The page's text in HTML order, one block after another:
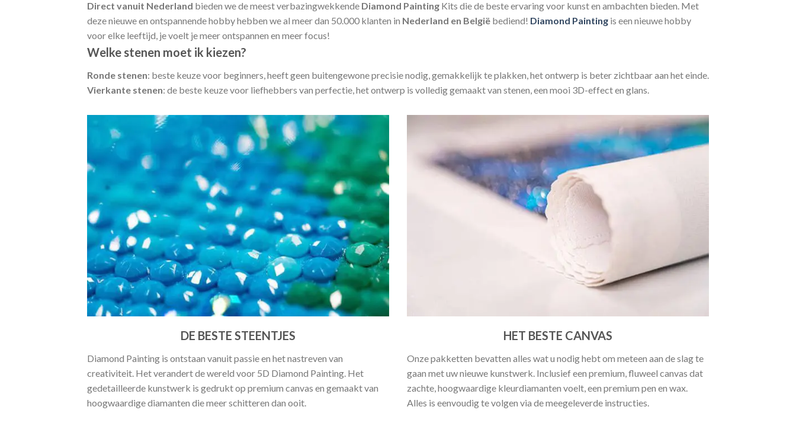
Direct vanuit Nederland bieden we de meest verbazingwekkende Diamond Painting Kits die de beste ervaring voor kunst en ambachten bieden. Met
deze nieuwe en ontspannende hobby hebben we al meer dan 50.000 klanten in Nederland en België bediend! Diamond Painting is een nieuwe hobby
voor elke leeftijd, je voelt je meer ontspannen en meer focus!
Welke stenen moet ik kiezen?
Ronde stenen: beste keuze voor beginners, heeft geen buitengewone precisie nodig, gemakkelijk te plakken, het ontwerp is beter zichtbaar aan het einde.
Vierkante stenen: de beste keuze voor liefhebbers van perfectie, het ontwerp is volledig gemaakt van stenen, een mooi 3D-effect en glans.
DE BESTE STEENTJES
Diamond Painting is ontstaan vanuit passie en het nastreven van
creativiteit. Het verandert de wereld voor 5D Diamond Painting. Het
gedetailleerde kunstwerk is gedrukt op premium canvas en gemaakt van
hoogwaardige diamanten die meer schitteren dan ooit.
HET BESTE CANVAS
Onze pakketten bevatten alles wat u nodig hebt om meteen aan de slag te
gaan met uw nieuwe kunstwerk. Inclusief een premium, fluweel canvas dat
zachte, hoogwaardige kleurdiamanten voelt, een premium pen en wax.
Alles is eenvoudig te volgen via de meegeleverde instructies.